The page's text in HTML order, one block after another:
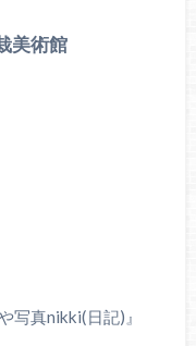
美術館
写真nikki(日記)』